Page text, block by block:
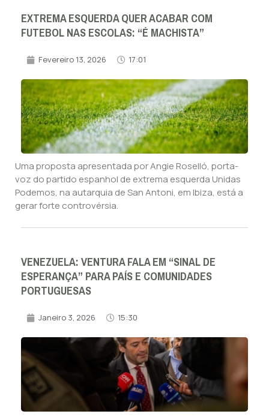
EXTREMA ESQUERDA QUER ACABAR COM
FUTEBOL NAS ESCOLAS: “É MACHISTA”
Fevereiro 13, 2026 17:01
Uma proposta apresentada por Angie Roselló, porta-
voz do partido espanhol de extrema esquerda Unidas
Podemos, na autarquia de San Antoni, em Ibiza, está a
gerar forte controvérsia.
VENEZUELA: VENTURA FALA EM “SINAL DE
ESPERANÇA” PARA PAÍS E COMUNIDADES
PORTUGUESAS
Janeiro 3, 2026 15:30